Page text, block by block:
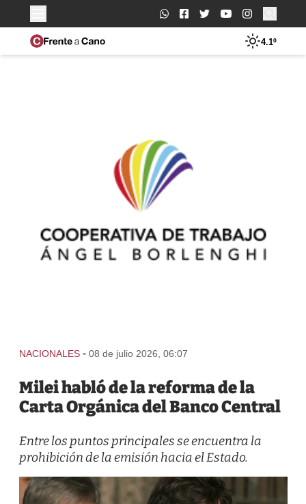
Buscar:
4.1º
NACIONALES - 08 de julio 2026, 06:07
Milei habló de la reforma de la
Carta Orgánica del Banco Central
Entre los puntos principales se encuentra la
prohibición de la emisión hacia el Estado.